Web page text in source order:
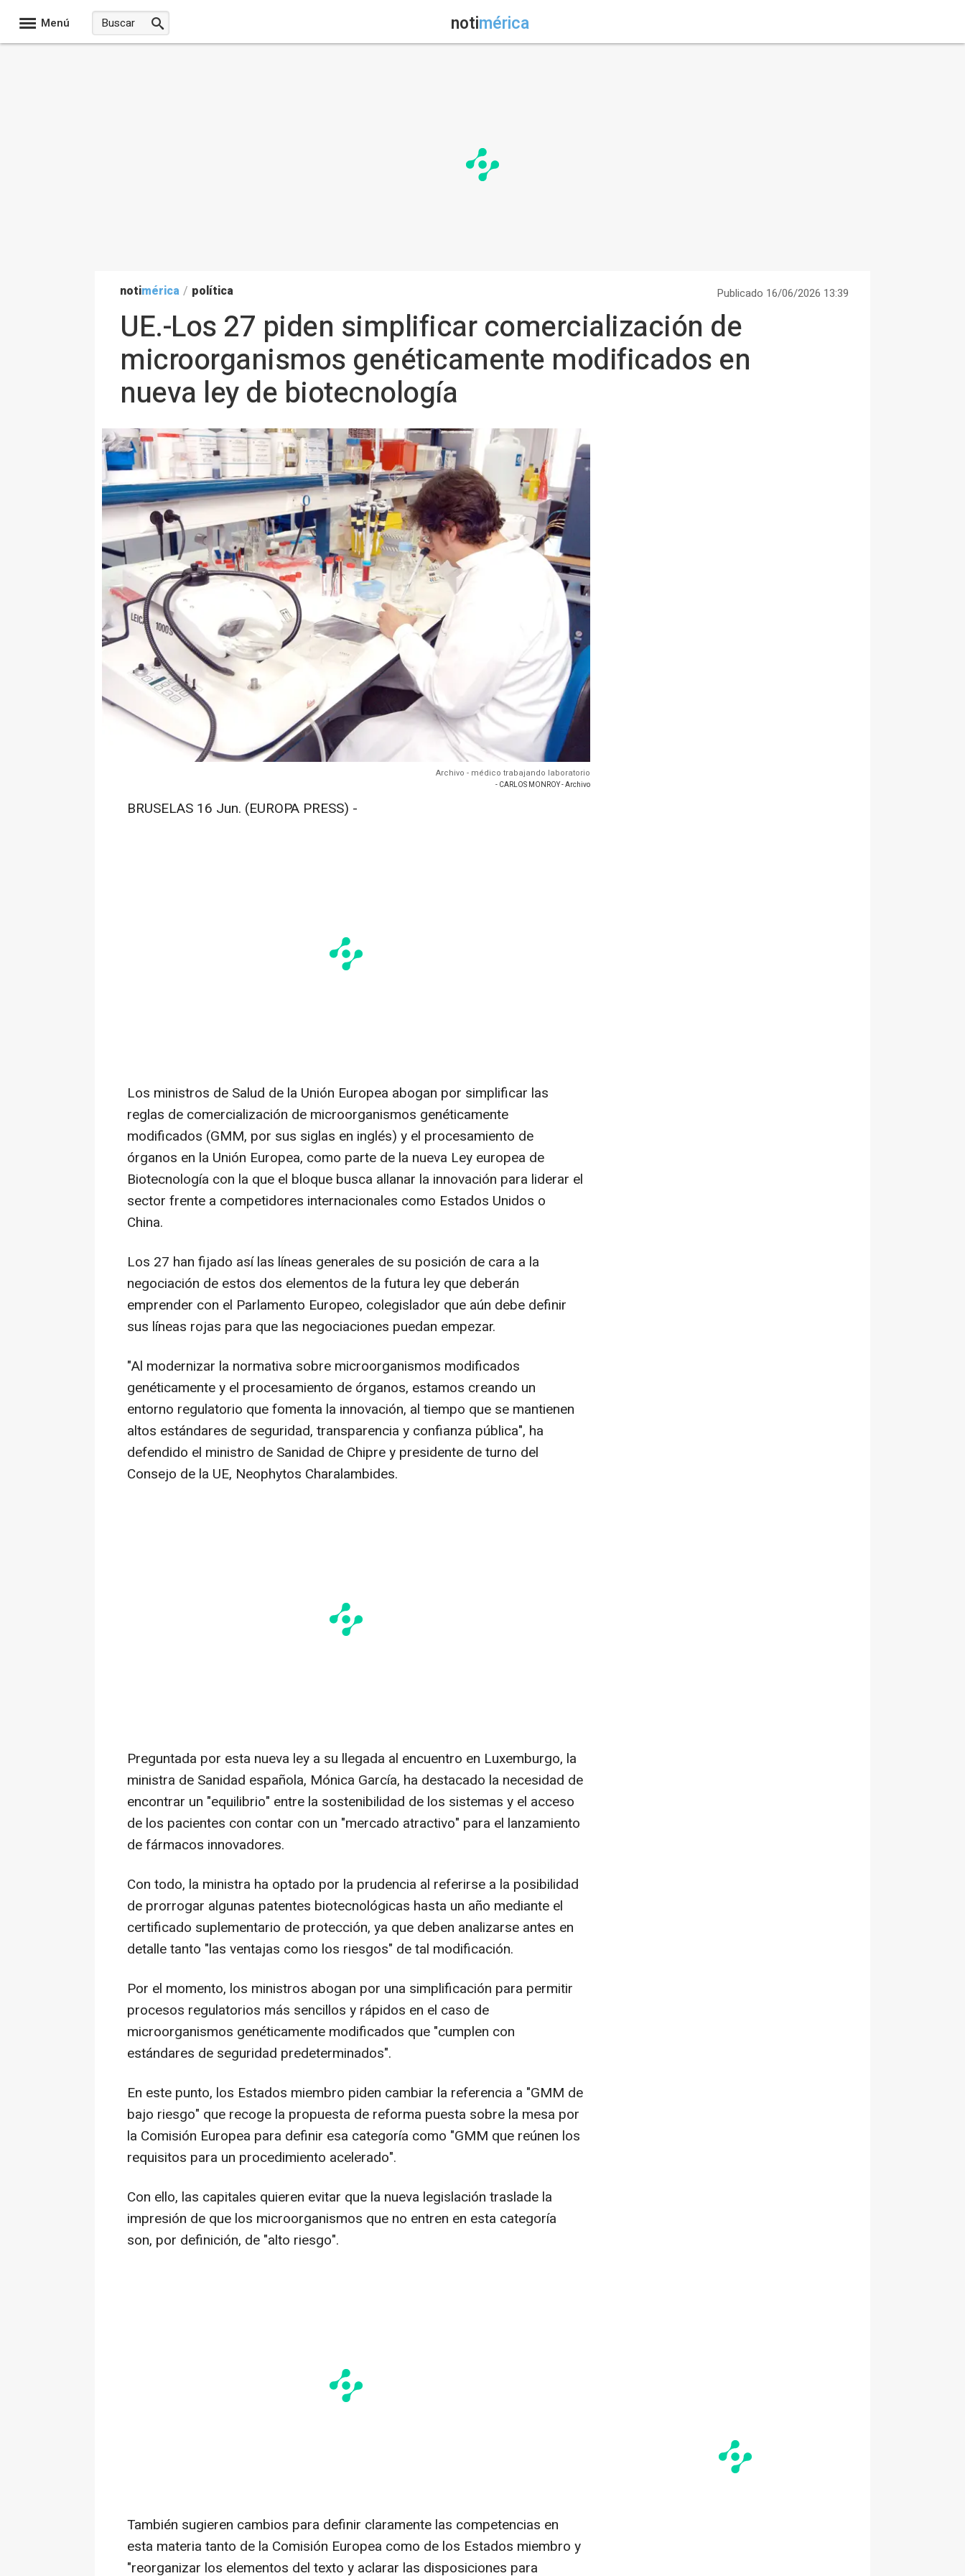
Menú notimérica
notimérica / política Publicado 16/06/2026 13:39
UE.-Los 27 piden simplificar comercialización de
microorganismos genéticamente modificados en
nueva ley de biotecnología
Archivo - médico trabajando laboratorio
- CARLOS MONROY - Archivo
BRUSELAS 16 Jun. (EUROPA PRESS) -
Los ministros de Salud de la Unión Europea abogan por simplificar las
reglas de comercialización de microorganismos genéticamente
modificados (GMM, por sus siglas en inglés) y el procesamiento de
órganos en la Unión Europea, como parte de la nueva Ley europea de
Biotecnología con la que el bloque busca allanar la innovación para liderar el
sector frente a competidores internacionales como Estados Unidos o
China.
Los 27 han fijado así las líneas generales de su posición de cara a la
negociación de estos dos elementos de la futura ley que deberán
emprender con el Parlamento Europeo, colegislador que aún debe definir
sus líneas rojas para que las negociaciones puedan empezar.
"Al modernizar la normativa sobre microorganismos modificados
genéticamente y el procesamiento de órganos, estamos creando un
entorno regulatorio que fomenta la innovación, al tiempo que se mantienen
altos estándares de seguridad, transparencia y confianza pública", ha
defendido el ministro de Sanidad de Chipre y presidente de turno del
Consejo de la UE, Neophytos Charalambides.
Preguntada por esta nueva ley a su llegada al encuentro en Luxemburgo, la
ministra de Sanidad española, Mónica García, ha destacado la necesidad de
encontrar un "equilibrio" entre la sostenibilidad de los sistemas y el acceso
de los pacientes con contar con un "mercado atractivo" para el lanzamiento
de fármacos innovadores.
Con todo, la ministra ha optado por la prudencia al referirse a la posibilidad
de prorrogar algunas patentes biotecnológicas hasta un año mediante el
certificado suplementario de protección, ya que deben analizarse antes en
detalle tanto "las ventajas como los riesgos" de tal modificación.
Por el momento, los ministros abogan por una simplificación para permitir
procesos regulatorios más sencillos y rápidos en el caso de
microorganismos genéticamente modificados que "cumplen con
estándares de seguridad predeterminados".
En este punto, los Estados miembro piden cambiar la referencia a "GMM de
bajo riesgo" que recoge la propuesta de reforma puesta sobre la mesa por
la Comisión Europea para definir esa categoría como "GMM que reúnen los
requisitos para un procedimiento acelerado".
Con ello, las capitales quieren evitar que la nueva legislación traslade la
impresión de que los microorganismos que no entren en esta categoría
son, por definición, de "alto riesgo".
También sugieren cambios para definir claramente las competencias en
esta materia tanto de la Comisión Europea como de los Estados miembro y
"reorganizar los elementos del texto y aclarar las disposiciones para